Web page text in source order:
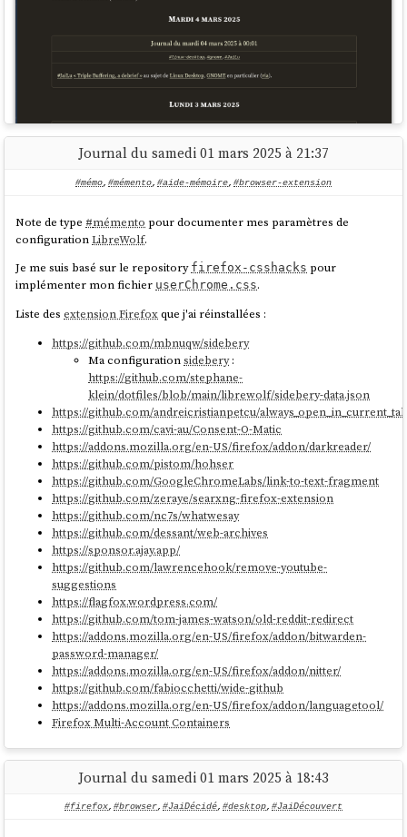
Pour réaliser cela, je me base sur les fichiers CSS et le contenu des
Journal du samedi 01 mars 2025 à 21:37
#mémo, #mémento, #aide-mémoire, #browser-extension
Note de type #mémento pour documenter mes paramètres de
configurationLibreWolf.
Je me suis basé sur le repository firefox-csshacks pour
implémenter mon fichier userChrome.css.
Liste desextension Firefoxque j'ai réinstallées :
https://github.com/mbnuqw/sidebery
Ma configurationsidebery:
https://github.com/stephane-
klein/dotfiles/blob/main/librewolf/sidebery-data.json
https://github.com/andreicristianpetcu/
https://github.com/cavi-au/Consent-O-Matic
https://addons.mozilla.org/en-US/firefox/addon/darkreader/
https://github.com/pistom/hohser
https://github.com/GoogleChromeLabs/link-to-text-fragment
https://github.com/zeraye/searxng-firefox-extension
https://github.com/nc7s/whatwesay
https://github.com/dessant/web-archives
https://sponsor.ajay.app/
https://github.com/lawrencehook/remove-youtube-
suggestions
https://flagfox.wordpress.com/
https://github.com/tom-james-watson/old-reddit-redirect
https://addons.mozilla.org/en-US/firefox/addon/bitwarden-
password-manager/
https://addons.mozilla.org/en-US/firefox/addon/nitter/
https://github.com/fabiocchetti/wide-github
https://addons.mozilla.org/en-US/firefox/addon/languagetool/
Firefox Multi-Account Containers
Journal du samedi 01 mars 2025 à 18:43
#firefox, #browser, #JaiDécidé, #desktop, #JaiDécouvert